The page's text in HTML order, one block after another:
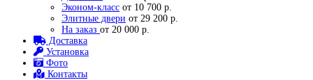
Эконом-класс от 10 700 р.
Элитные двери от 29 200 р.
На заказ от 20 000 р.
Доставка
Установка
Фото
Контакты